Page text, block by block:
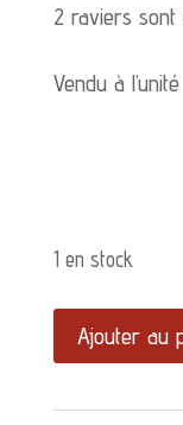
2 raviers sont
Vendu à l’unité
1 en stock
quantité
de
Ravier
Ajouter au